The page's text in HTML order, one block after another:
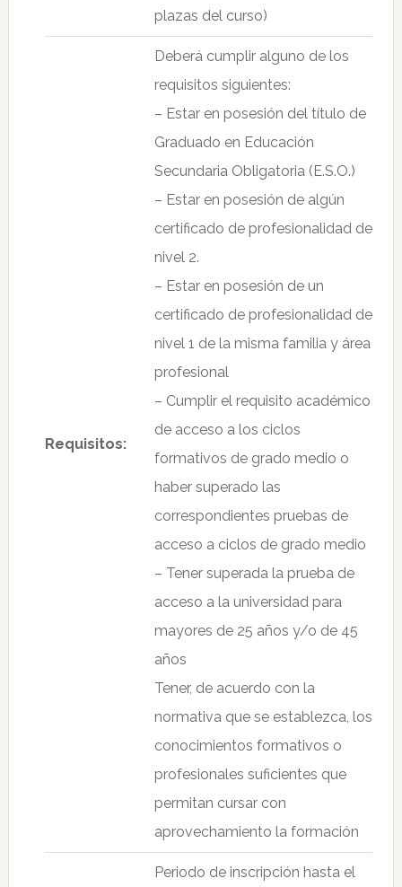
plazas del curso)
Requisitos:
Deberá cumplir alguno de los
requisitos siguientes:
– Estar en posesión del título de
Graduado en Educación
Secundaria Obligatoria (E.S.O.)
– Estar en posesión de algún
certificado de profesionalidad de
nivel 2.
– Estar en posesión de un
certificado de profesionalidad de
nivel 1 de la misma familia y área
profesional
– Cumplir el requisito académico
de acceso a los ciclos
formativos de grado medio o
haber superado las
correspondientes pruebas de
acceso a ciclos de grado medio
– Tener superada la prueba de
acceso a la universidad para
mayores de 25 años y/o de 45
años
Tener, de acuerdo con la
normativa que se establezca, los
conocimientos formativos o
profesionales suficientes que
permitan cursar con
aprovechamiento la formación
Periodo de inscripción hasta el